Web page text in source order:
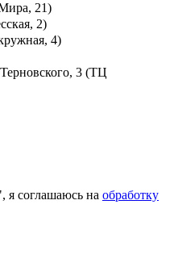
21)
2)
4)
3 (ТЦ
соглашаюсь на обработку